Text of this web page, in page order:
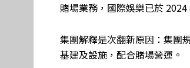
賭場業務，國際娛樂已於 2024
集團解釋是次翻新原因：集團
基建及設施，配合賭場營運。